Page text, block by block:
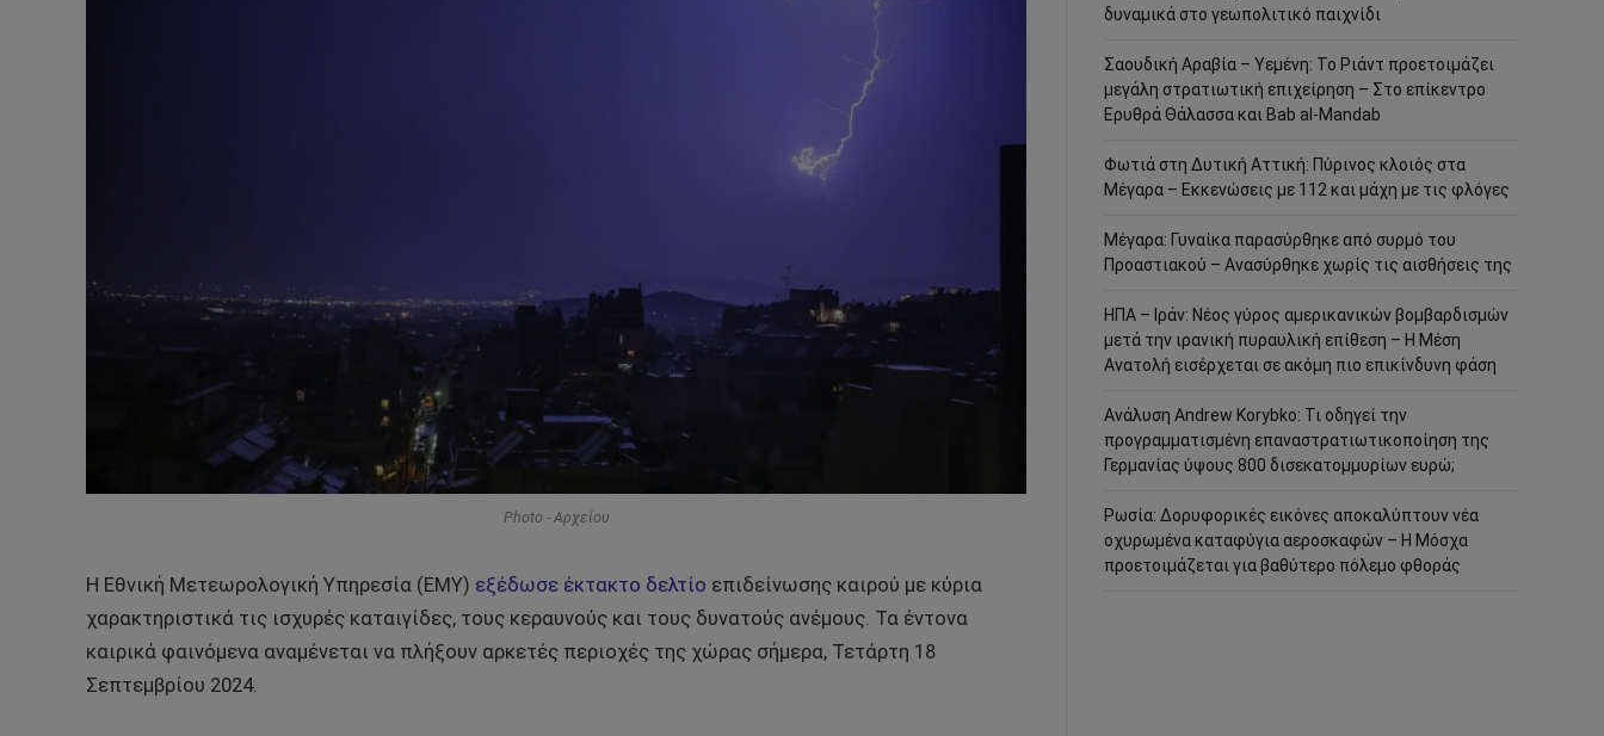
Photo - Αρχείου
Η Εθνική Μετεωρολογική Υπηρεσία (ΕΜΥ) εξέδωσε έκτακτο δελτίο επιδείνωσης καιρού με κύρια
χαρακτηριστικά τις ισχυρές καταιγίδες, τους κεραυνούς και τους δυνατούς ανέμους. Τα έντονα
καιρικά φαινόμενα αναμένεται να πλήξουν αρκετές περιοχές της χώρας σήμερα, Τετάρτη 18
Σεπτεμβρίου 2024.
δυναμικά στο γεωπολιτικό παιχνίδι
Σαουδική Αραβία – Υεμένη: Το Ριάντ προετοιμάζει
μεγάλη στρατιωτική επιχείρηση – Στο επίκεντρο
Ερυθρά Θάλασσα και Bab al-Mandab
Φωτιά στη Δυτική Αττική: Πύρινος κλοιός στα
Μέγαρα – Εκκενώσεις με 112 και μάχη με τις φλόγες
Μέγαρα: Γυναίκα παρασύρθηκε από συρμό του
Προαστιακού – Ανασύρθηκε χωρίς τις αισθήσεις της
ΗΠΑ – Ιράν: Νέος γύρος αμερικανικών βομβαρδισμών
μετά την ιρανική πυραυλική επίθεση – Η Μέση
Ανατολή εισέρχεται σε ακόμη πιο επικίνδυνη φάση
Ανάλυση Andrew Korybko: Τι οδηγεί την
προγραμματισμένη επαναστρατιωτικοποίηση της
Γερμανίας ύψους 800 δισεκατομμυρίων ευρώ;
Ρωσία: Δορυφορικές εικόνες αποκαλύπτουν νέα
οχυρωμένα καταφύγια αεροσκαφών – Η Μόσχα
προετοιμάζεται για βαθύτερο πόλεμο φθοράς